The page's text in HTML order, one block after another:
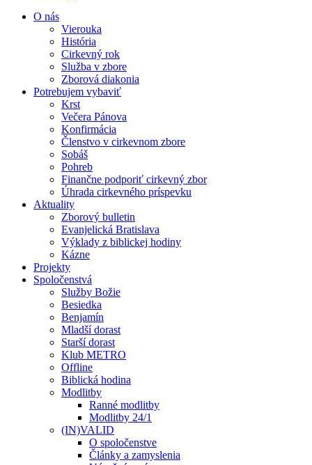
O nás
Vierouka
História
Cirkevný rok
Služba v zbore
Zborová diakonia
Potrebujem vybaviť
Krst
Večera Pánova
Konfirmácia
Členstvo v cirkevnom zbore
Sobáš
Pohreb
Finančne podporiť cirkevný zbor
Úhrada cirkevného príspevku
Aktuality
Zborový bulletin
Evanjelická Bratislava
Výklady z biblickej hodiny
Kázne
Projekty
Spoločenstvá
Služby Božie
Besiedka
Benjamín
Mladší dorast
Starší dorast
Klub METRO
Offline
Biblická hodina
Modlitby
Ranné modlitby
Modlitby 24/1
(IN)VALID
O spoločenstve
Články a zamyslenia